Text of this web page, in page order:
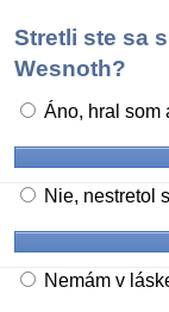
Stretli ste sa
Wesnoth?
Áno, hral som
Nie, nestretol
Nemám v